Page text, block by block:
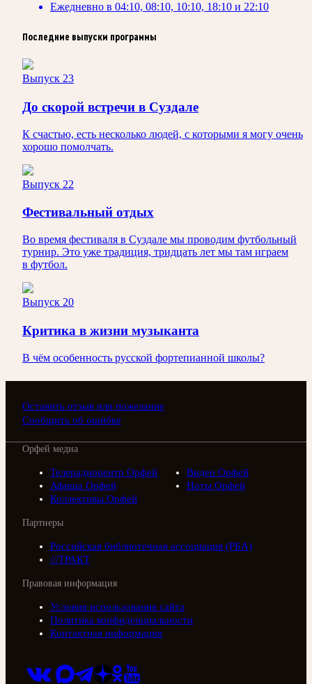
Ежедневно в 04:10, 08:10, 10:10, 18:10 и 22:10
Последние выпуски программы
Выпуск 23
До скорой встречи в Суздале
К счастью, есть несколько людей, с которыми я могу очень
хорошо помолчать.
Выпуск 22
Фестивальный отдых
Во время фестиваля в Суздале мы проводим футбольный
турнир. Это уже традиция, тридцать лет мы там играем
в футбол.
Выпуск 20
Критика в жизни музыканта
В чём особенность русской фортепианной школы?
Оставить отзыв или пожелание
Сообщить об ошибке
Орфей медиа
Телерадиоцентр Орфей
Видео Орфей
Афиша Орфей
Ноты Орфей
Коллективы Орфей
Партнеры
Российская библиотечная ассоциация (РБА)
///ТРАКТ
Правовая информация
Условия использования сайта
Политика конфиденциальности
Контактная информация